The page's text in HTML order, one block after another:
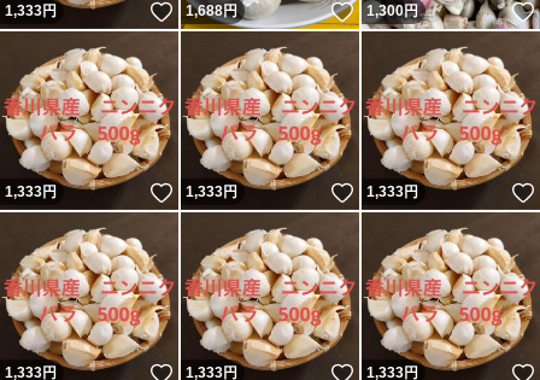
1,333円 いいね！
1,688円 いいね！
1,300円
1,333円 いいね！
1,333円 いいね！
1,333円
1,333円 いいね！
1,333円 いいね！
1,333円